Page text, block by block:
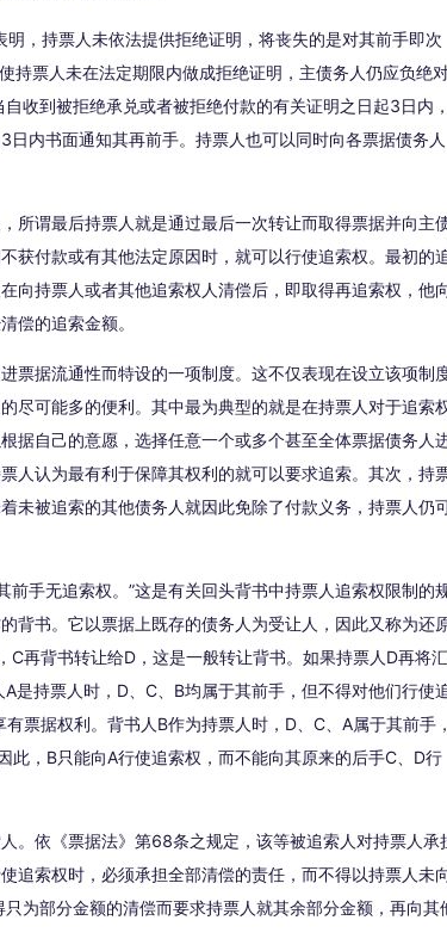
，持票人未依法提供拒绝证明，将丧失的是对其前手即次
持票人未在法定期限内做成拒绝证明，主债务人仍应负绝
收到被拒绝承兑或者被拒绝付款的有关证明之日起3日内，
内书面通知其再前手。持票人也可以同时向各票据债务人
所谓最后持票人就是通过最后一次转让而取得票据并向主
获付款或有其他法定原因时，就可以行使追索权。最初的
持票人或者其他追索权人清偿后，即取得再追索权，他
偿的追索金额。
票据流通性而特设的一项制度。这不仅表现在设立该项制
尽可能多的便利。其中最为典型的就是在持票人对于追索
据自己的意愿，选择任意一个或多个甚至全体票据债务人
人认为最有利于保障其权利的就可以要求追索。其次，持
未被追索的其他债务人就因此免除了付款义务，持票人仍
手无追索权。”这是有关回头背书中持票人追索权限制的
背书。它以票据上既存的债务人为受让人，因此又称为还
再背书转让给D，这是一般转让背书。如果持票人D再将汇
是持票人时，D、C、B均属于其前手，但不得对他们行使
票据权利。背书人B作为持票人时，D、C、A属于其前手，
，B只能向A行使追索权，而不能向其原来的后手C、D行
。依《票据法》第68条之规定，该等被追索人对持票人承
追索权时，必须承担全部清偿的责任，而不得以持票人未
为部分金额的清偿而要求持票人就其余部分金额，再向其